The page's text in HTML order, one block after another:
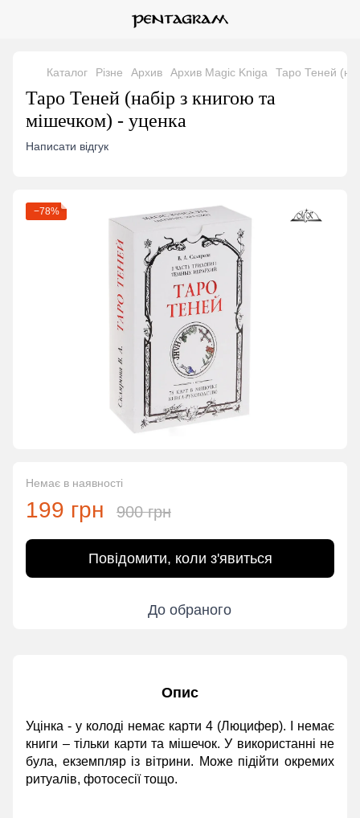
Каталог Різне Архив Архив Magic Kniga Таро Теней
Таро Теней (набір з книгою та
мішечком) - уценка
Написати відгук
−78%
Немає в наявності
199 грн 900 грн
Повідомити, коли з'явиться
До обраного
Опис
Уцінка - у колоді немає карти 4 (Люцифер). І немає
книги – тільки карти та мішечок. У використанні не
була, екземпляр із вітрини. Може підійти окремих
ритуалів, фотосесії тощо.